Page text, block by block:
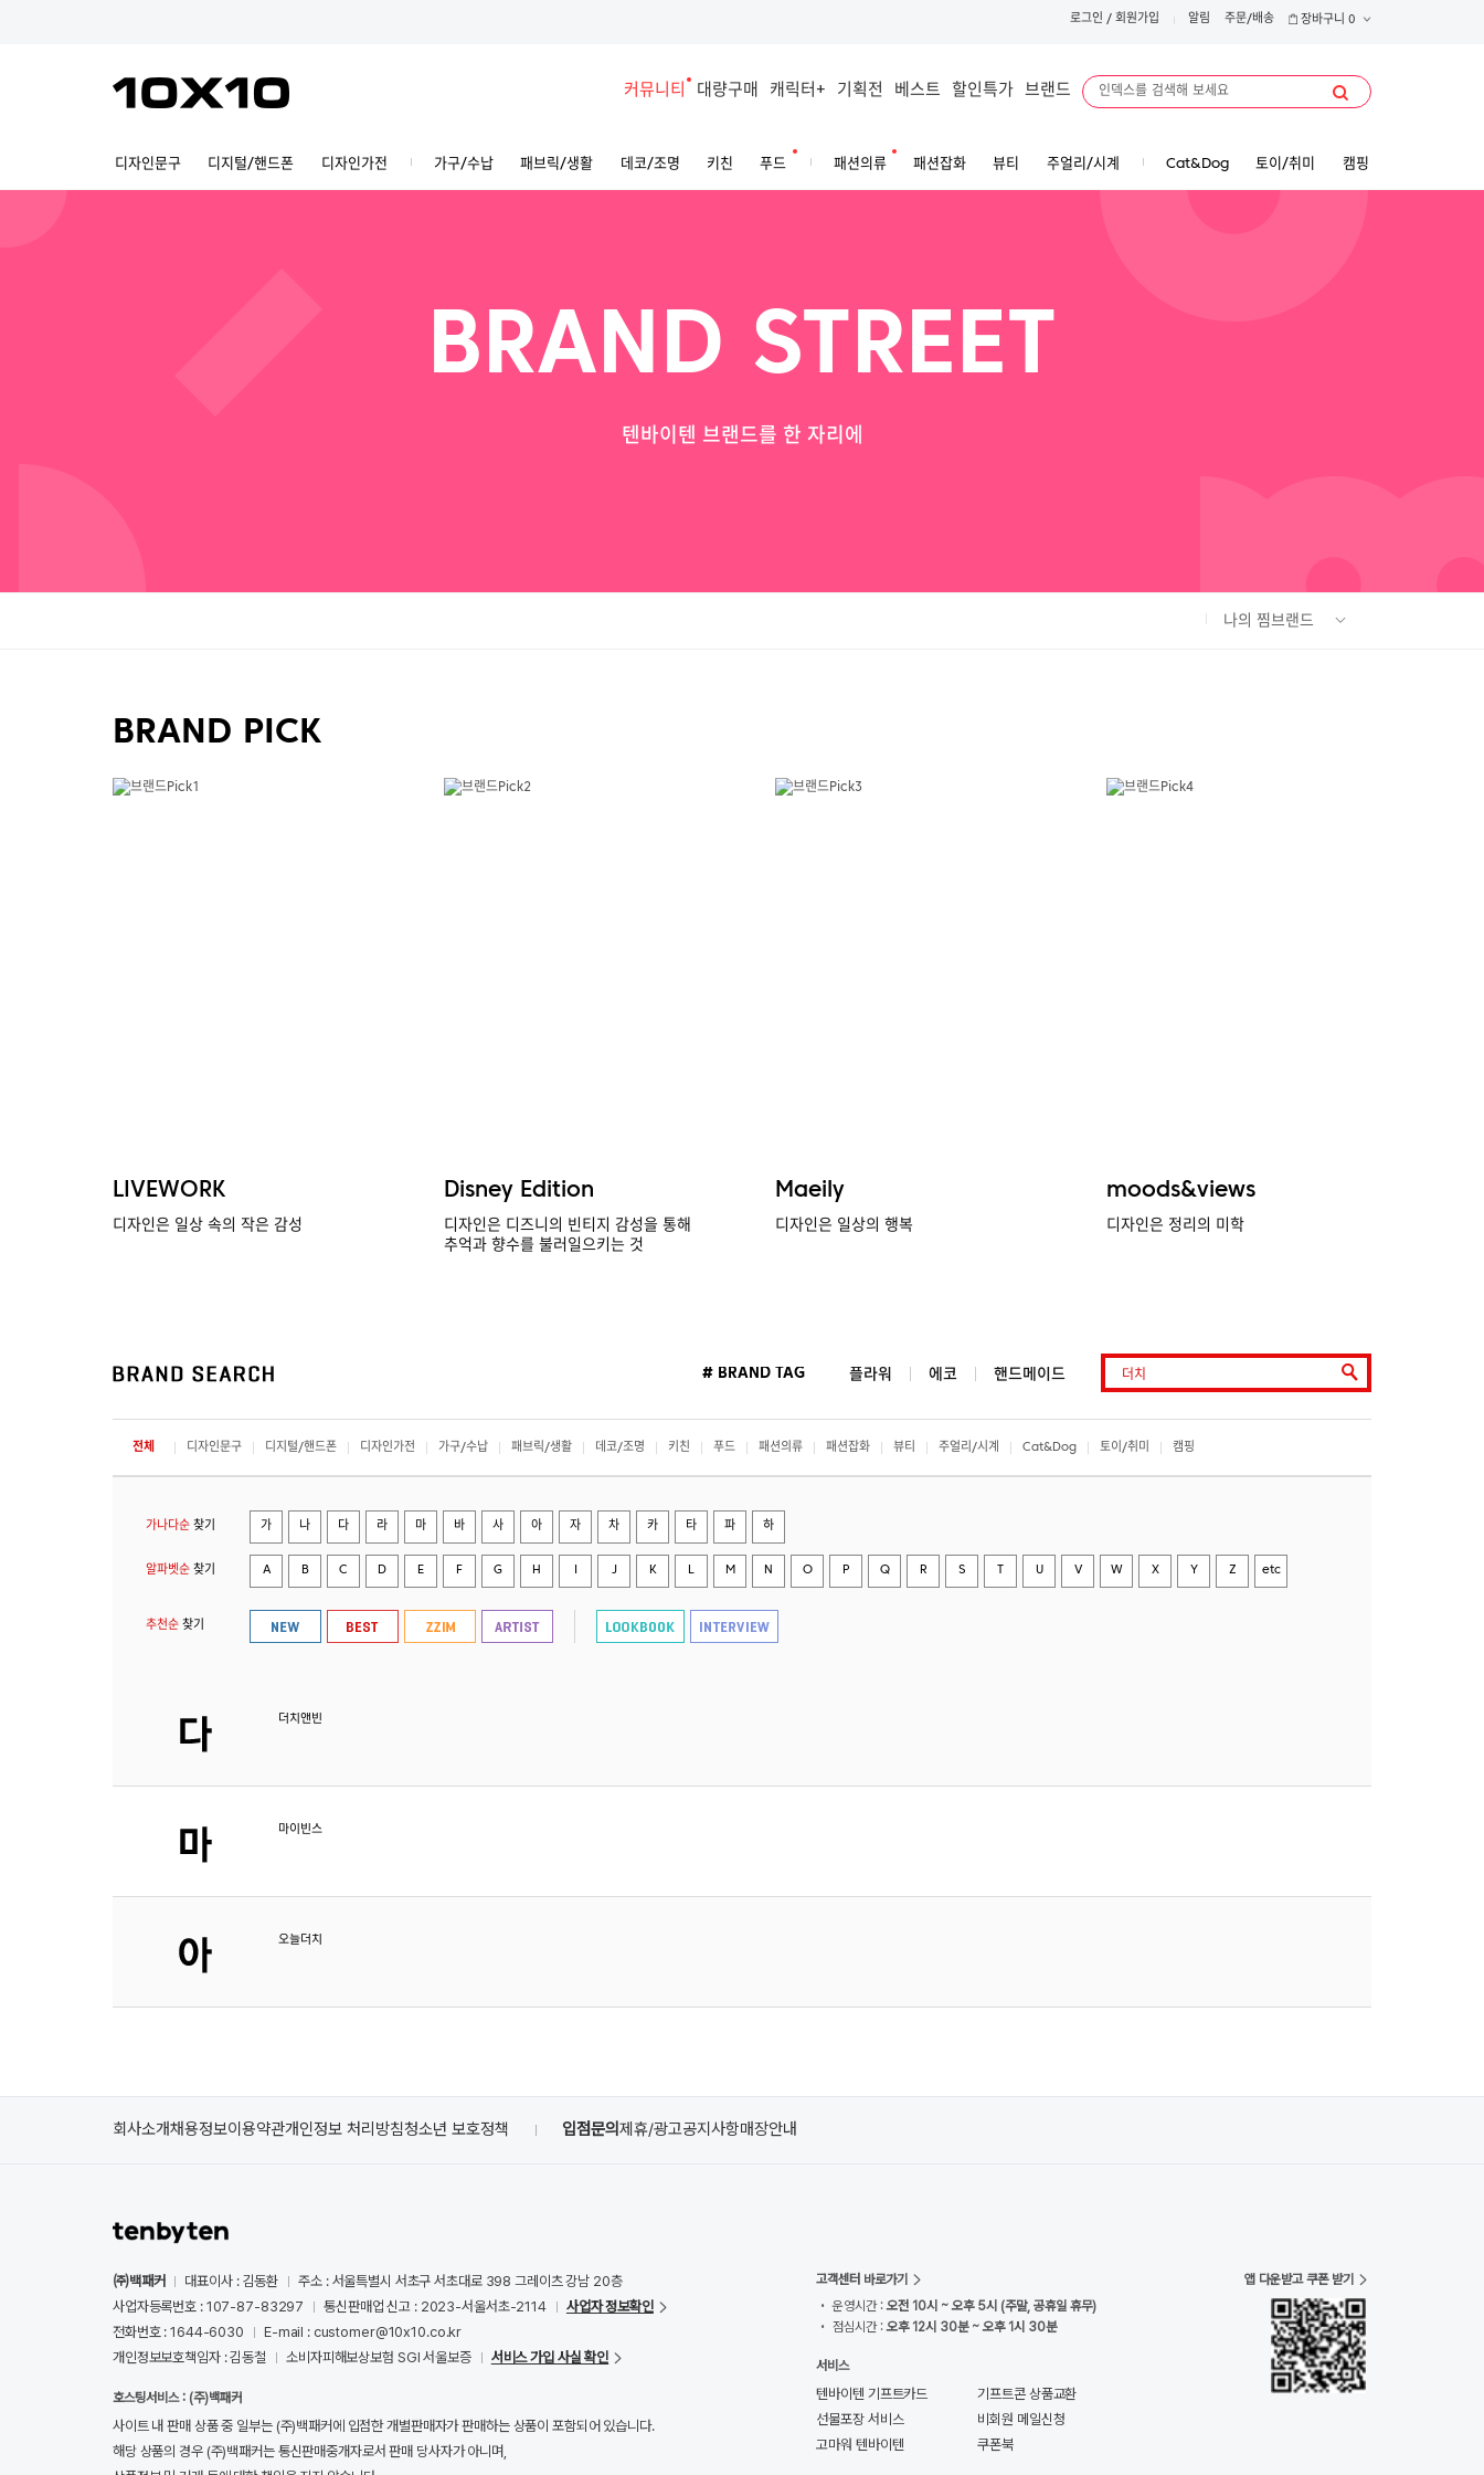
로그인 / 회원가입 알림 주문/배송 장바구니 0
커뮤니티 대량구매 캐릭터+ 기획전 베스트 할인특가 브랜드
디자인문구 디지털/핸드폰 디자인가전 가구/수납 패브릭/생활 데코/조명 키친 푸드 패션의류 패션잡화 뷰티 주얼리/시계 Cat&Dog 토이/취미 캠핑
BRAND STREET
텐바이텐 브랜드를 한 자리에
나의 찜브랜드
BRAND PICK
LIVEWORK
디자인은 일상 속의 작은 감성
Disney Edition
디자인은 디즈니의 빈티지 감성을 통해
추억과 향수를 불러일으키는 것
Maeily
디자인은 일상의 행복
moods&views
디자인은 정리의 미학
# BRAND TAG 플라워 에코 핸드메이드
전체 디자인문구 디지털/핸드폰 디자인가전 가구/수납 패브릭/생활 데코/조명 키친 푸드 패션의류 패션잡화 뷰티 주얼리/시계 Cat&Dog 토이/취미 캠핑
가나다순 찾기 가 나 다 라 마 바 사 아 자 차 카 타 파 하
알파벳순 찾기 A B C D E F G H J K L M N O P Q R S U V W X Y Z etc
추천순 찾기
더치앤빈
마이빈스
오늘더치
회사소개채용정보이용약관개인정보 처리방침청소년 보호정책 입점문의제휴/광고공지사항매장안내
㈜백패커 대표이사 : 김동환
주소 : 서울특별시 서초구 서초대로 398 그레이츠 강남 20층
사업자등록번호 : 107-87-83297
통신판매업 신고 : 2023-서울서초-2114
사업자 정보확인
전화번호 : 1644-6030
E-mail : customer@10x10.co.kr
개인정보보호책임자 : 김동철
소비자피해보상보험 SGI 서울보증 서비스 가입 사실 확인
호스팅서비스 : (주)백패커
사이트 내 판매 상품 중 일부는 (주)백패커에 입점한 개별판매자가 판매하는 상품이 포함되어 있습니다.
해당 상품의 경우 (주)백패커는 통신판매중개자로서 판매 당사자가 아니며,
고객센터 바로가기
• 운영시간 :오전 10시 ~ 오후 5시 (주말, 공휴일 휴무)
• 점심시간 :오후 12시 30분 ~ 오후 1시 30분
서비스
텐바이텐 기프트카드
기프트콘 상품교환
선물포장 서비스
비회원 메일신청
고마워 텐바이텐
쿠폰북
앱 다운받고 쿠폰 받기